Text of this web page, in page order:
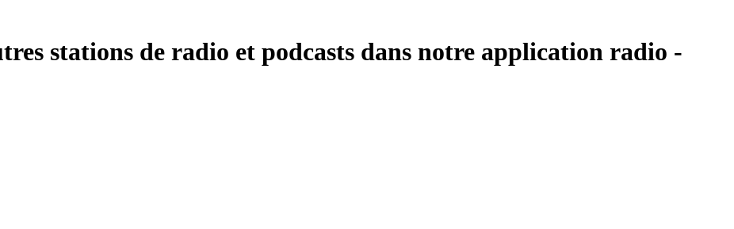
stations de radio et podcasts dans notre application radio -